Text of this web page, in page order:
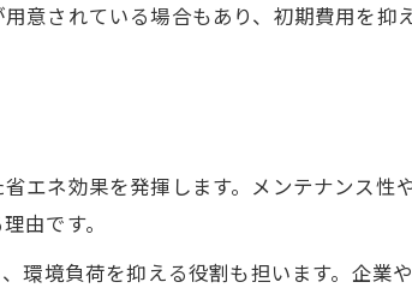
意されている場合もあり、初期費用を
エネ効果を発揮します。メンテナンス性
由です。
環境負荷を抑える役割も担います。企業